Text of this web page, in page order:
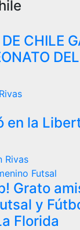
CHILE
en la
Rivas
Futsal
Grato
y
Florida